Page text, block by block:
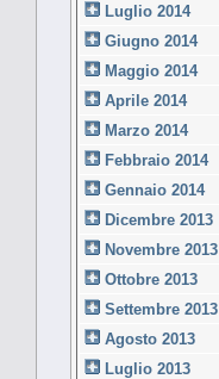
Luglio 2014
Giugno 2014
Maggio 2014
Aprile 2014
Marzo 2014
Febbraio 2014
Gennaio 2014
Dicembre 2013
Novembre 2013
Ottobre 2013
Settembre 2013
Agosto 2013
Luglio 2013